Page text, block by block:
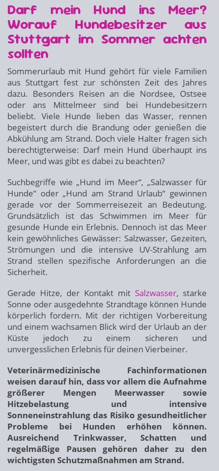
Darf mein Hund ins Meer?
Worauf Hundebesitzer aus
Stuttgart im Sommer achten
sollten
Sommerurlaub mit Hund gehört für viele Familien
aus Stuttgart fest zur schönsten Zeit des Jahres
dazu. Besonders Reisen an die Nordsee, Ostsee
oder ans Mittelmeer sind bei Hundebesitzern
beliebt. Viele Hunde lieben das Wasser, rennen
begeistert durch die Brandung oder genießen die
Abkühlung am Strand. Doch viele Halter fragen sich
berechtigterweise: Darf mein Hund überhaupt ins
Meer, und was gibt es dabei zu beachten?
Suchbegriffe wie „Hund im Meer“, „Salzwasser für
Hunde“ oder „Hund am Strand Urlaub“ gewinnen
gerade vor der Sommerreisezeit an Bedeutung.
Grundsätzlich ist das Schwimmen im Meer für
gesunde Hunde ein Erlebnis. Dennoch ist das Meer
kein gewöhnliches Gewässer: Salzwasser, Gezeiten,
Strömungen und die intensive UV-Strahlung am
Strand stellen spezifische Anforderungen an die
Sicherheit.
Gerade Hitze, der Kontakt mit Salzwasser, starke
Sonne oder ausgedehnte Strandtage können Hunde
körperlich fordern. Mit der richtigen Vorbereitung
und einem wachsamen Blick wird der Urlaub an der
Küste jedoch zu einem sicheren und
unvergesslichen Erlebnis für deinen Vierbeiner.
Veterinärmedizinische Fachinformationen
weisen darauf hin, dass vor allem die Aufnahme
größerer Mengen Meerwasser sowie
Hitzebelastung und intensive
Sonneneinstrahlung das Risiko gesundheitlicher
Probleme bei Hunden erhöhen können.
Ausreichend Trinkwasser, Schatten und
regelmäßige Pausen gehören daher zu den
wichtigsten Schutzmaßnahmen am Strand.